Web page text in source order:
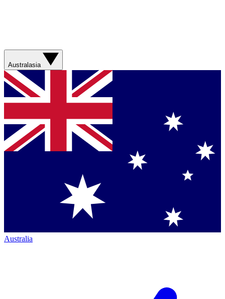
Australasia
Australia